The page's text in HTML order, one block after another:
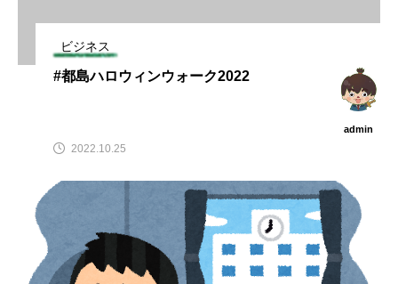
ビジネス
#都島ハロウィンウォーク2022
admin
2022.10.25